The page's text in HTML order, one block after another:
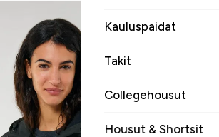
Kauluspaidat
Takit
Collegehousut
Housut & Shortsit